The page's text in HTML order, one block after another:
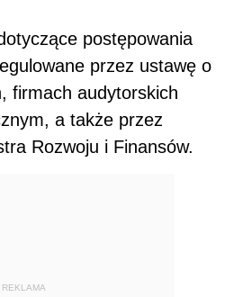
postępowania
przez ustawę o
firmach audytorskich
a także przez
Rozwoju i Finansów.
REKLAMA